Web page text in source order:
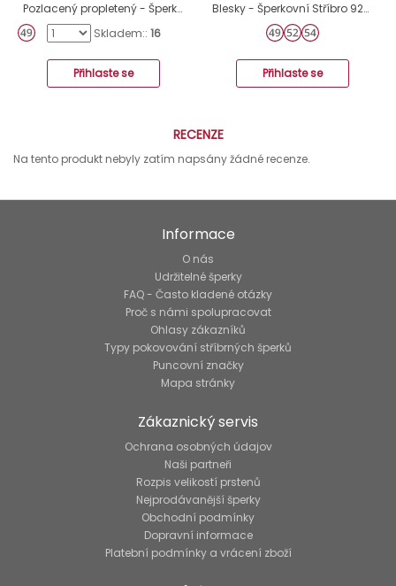
Pozlacený propletený - Šperkovní Stříbro 925 Prsteny Bez Kamenů A4S46867
Skladem:: 16
Přihlaste se
Blesky - Šperkovní Stříbro 925 Prsteny Bez Kamenů A4S46765
Přihlaste se
RECENZE
Na tento produkt nebyly zatím napsány žádné recenze.
Informace
O nás
Udržitelné šperky
FAQ - Často kladené otázky
Proč s námi spolupracovat
Ohlasy zákazníků
Typy pokovování stříbrných šperků
Puncovní značky
Mapa stránky
Zákaznický servis
Ochrana osobných údajov
Naši partneři
Rozpis velikostí prstenů
Nejprodávanější šperky
Obchodní podmínky
Dopravní informace
Platební podmínky a vrácení zboží